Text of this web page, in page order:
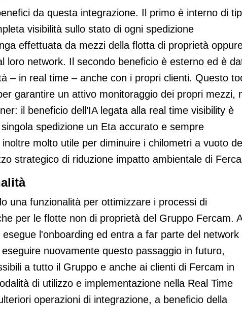
da questa integrazione. Il primo è interno di
visibilità sullo stato di ogni spedizione
effettuata da mezzi della flotta di proprietà
loro network. Il secondo beneficio è esterno ed è
– in real time – anche con i propri clienti. Questo
garantire un attivo monitoraggio dei propri mezzi,
il beneficio dell’IA legata alla real time visibility è
spedizione un Eta accurato e sempre
molto utile per diminuire i chilometri a vuoto
strategico di riduzione impatto ambientale di
una funzionalità per ottimizzare i processi di
per le flotte non di proprietà del Gruppo Fercam.
l'onboarding ed entra a far parte del network
nuovamente questo passaggio in futuro,
a tutto il Gruppo e anche ai clienti di Fercam in
di utilizzo e implementazione nella Real Time
operazioni di integrazione, a beneficio della